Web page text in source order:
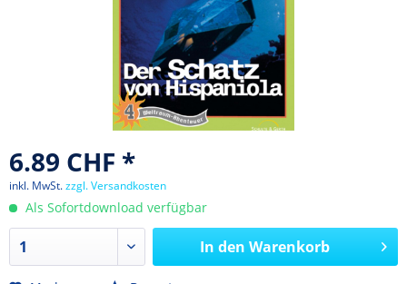
6.89 CHF *
inkl. MwSt.zzgl. Versandkosten
Als Sofortdownload verfügbar
In den Warenkorb